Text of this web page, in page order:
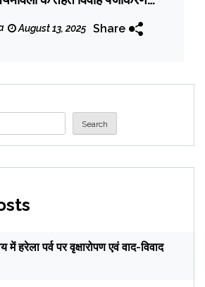
सीमा को 26 जनवरी
August 13, 2025 Share
Search
में हरेला पर्व पर वृक्षारोपण एवं वाद-विवाद